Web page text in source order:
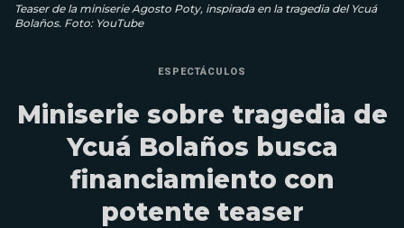
Teaser de la miniserie Agosto Poty, inspirada en la tragedia del Ycuá
Bolaños. Foto: YouTube
ESPECTÁCULOS
Miniserie sobre tragedia de
Ycuá Bolaños busca
financiamiento con
potente teaser